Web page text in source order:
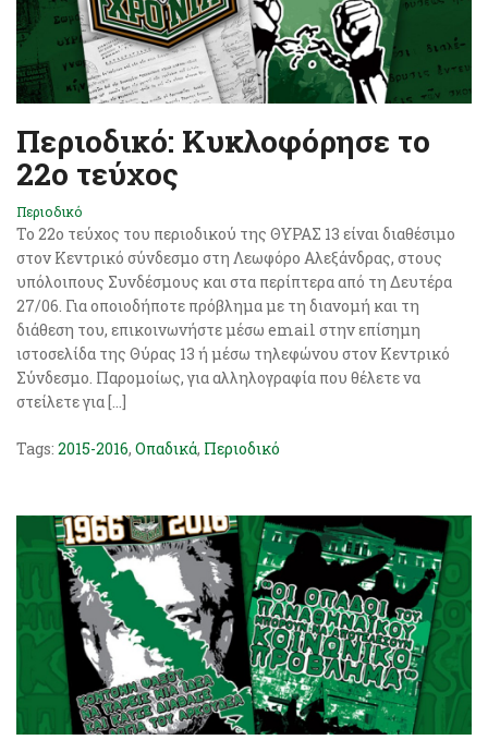
Περιοδικό: Κυκλοφόρησε το
22ο τεύχος
Περιοδικό
Το 22o τεύχος του περιοδικού της ΘΥΡΑΣ 13 είναι διαθέσιμο
στον Κεντρικό σύνδεσμο στη Λεωφόρο Αλεξάνδρας, στους
υπόλοιπους Συνδέσμους και στα περίπτερα από τη Δευτέρα
27/06. Για οποιοδήποτε πρόβλημα με τη διανομή και τη
διάθεση του, επικοινωνήστε μέσω email στην επίσημη
ιστοσελίδα της Θύρας 13 ή μέσω τηλεφώνου στον Κεντρικό
Σύνδεσμο. Παρομοίως, για αλληλογραφία που θέλετε να
στείλετε για […]
Tags: 2015-2016, Οπαδικά, Περιοδικό